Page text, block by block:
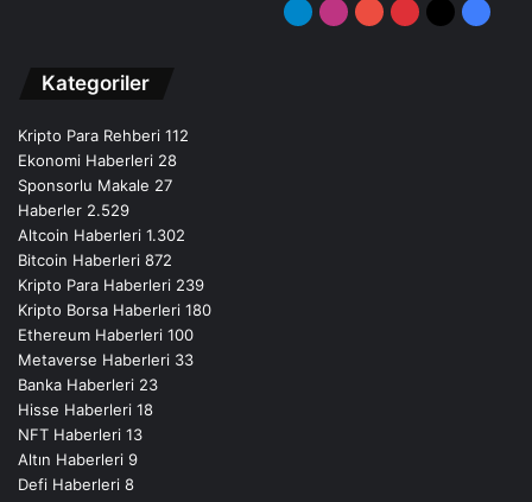
Pinterest
YouTube
Instagram
Telegram
Kategoriler
Kripto Para Rehberi 112
Ekonomi Haberleri 28
Sponsorlu Makale 27
Haberler 2.529
Altcoin Haberleri 1.302
Bitcoin Haberleri 872
Kripto Para Haberleri 239
Kripto Borsa Haberleri 180
Ethereum Haberleri 100
Metaverse Haberleri 33
Banka Haberleri 23
Hisse Haberleri 18
NFT Haberleri 13
Altın Haberleri 9
Defi Haberleri 8